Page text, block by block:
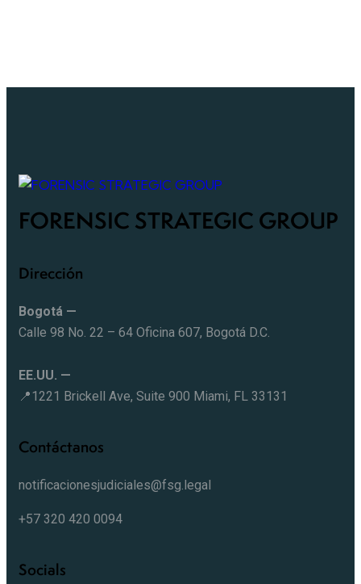
FORENSIC STRATEGIC GROUP
Dirección
Bogotá —
Calle 98 No. 22 – 64 Oficina 607, Bogotá D.C.
EE.UU. —
📍1221 Brickell Ave, Suite 900 Miami, FL 33131
Contáctanos
notificacionesjudiciales@fsg.legal
+57 320 420 0094
Socials